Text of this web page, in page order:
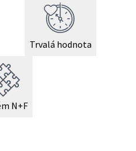
Trvalá hodnota
N+F